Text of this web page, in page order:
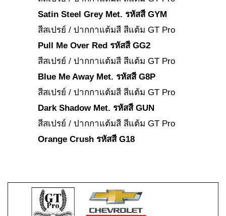
Satin Steel Grey Met. รหัสสี GYM
สีสเปรย์ / ปากกาแต้มสี สีแต้ม GT Pro
Pull Me Over Red รหัสสี GG2
สีสเปรย์ / ปากกาแต้มสี สีแต้ม GT Pro
Blue Me Away Met. รหัสสี G8P
สีสเปรย์ / ปากกาแต้มสี สีแต้ม GT Pro
Dark Shadow Met. รหัสสี GUN
สีสเปรย์ / ปากกาแต้มสี สีแต้ม GT Pro
Orange Crush รหัสสี G18